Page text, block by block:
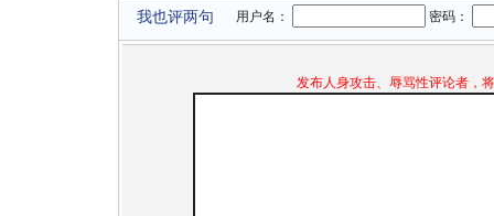
我也评两句 用户名： 密码：
发布人身攻击、辱骂性评论者，